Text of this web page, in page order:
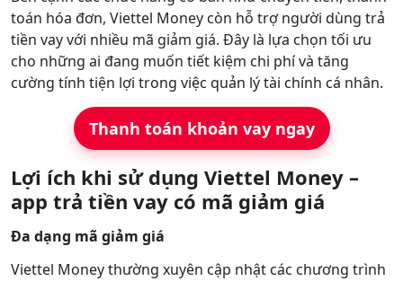
toán hóa đơn, Viettel Money còn hỗ trợ người dùng trả
tiền vay với nhiều mã giảm giá. Đây là lựa chọn tối ưu
cho những ai đang muốn tiết kiệm chi phí và tăng
cường tính tiện lợi trong việc quản lý tài chính cá nhân.
Thanh toán khoản vay ngay
Lợi ích khi sử dụng Viettel Money –
app trả tiền vay có mã giảm giá
Đa dạng mã giảm giá
Viettel Money thường xuyên cập nhật các chương trình